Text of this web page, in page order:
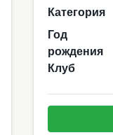
Категория
Год
рождения
Клуб